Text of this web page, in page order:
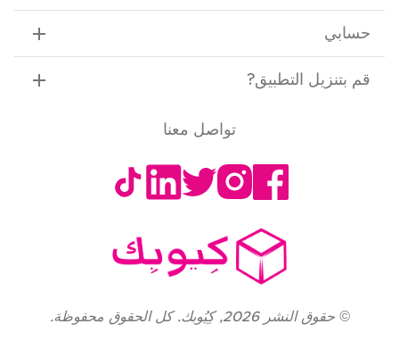
حسابي
قم بتنزيل التطبيق?
تواصل معنا
©حقوق النشر 2026
, كِيُوبك. كل الحقوق محفوظة.